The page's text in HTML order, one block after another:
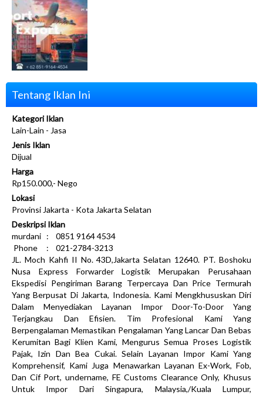
Tentang Iklan Ini
Kategori Iklan
Lain-Lain - Jasa
Jenis Iklan
Dijual
Harga
Rp150.000,- Nego
Lokasi
Provinsi Jakarta - Kota Jakarta Selatan
Deskripsi Iklan
murdani : 0851 9164 4534
Phone : 021-2784-3213
JL. Moch Kahfi II No. 43D,Jakarta Selatan 12640. PT. Boshoku
Nusa Express Forwarder Logistik Merupakan Perusahaan
Ekspedisi Pengiriman Barang Terpercaya Dan Price Termurah
Yang Berpusat Di Jakarta, Indonesia. Kami Mengkhususkan Diri
Dalam Menyediakan Layanan Impor Door-To-Door Yang
Terjangkau Dan Efisien. Tim Profesional Kami Yang
Berpengalaman Memastikan Pengalaman Yang Lancar Dan Bebas
Kerumitan Bagi Klien Kami, Mengurus Semua Proses Logistik
Pajak, Izin Dan Bea Cukai. Selain Layanan Impor Kami Yang
Komprehensif, Kami Juga Menawarkan Layanan Ex-Work, Fob,
Dan Cif Port, undername, FE Customs Clearance Only, Khusus
Untuk Impor Dari Singapura, Malaysia,/Kuala Lumpur,